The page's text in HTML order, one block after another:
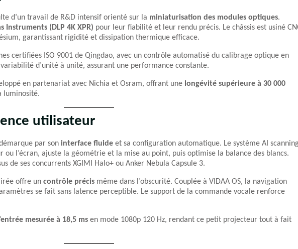
d’un travail de R&D intensif orienté sur la miniaturisation des modules optiques.
Instruments (DLP 4K XPR) pour leur fiabilité et leur rendu précis. Le châssis est usiné
garantissant rigidité et dissipation thermique efficace.
certifiées ISO 9001 de Qingdao, avec un contrôle automatisé du calibrage optique en
d’unité à unité, assurant une performance constante.
en partenariat avec Nichia et Osram, offrant une longévité supérieure à 30 000
luminosité.
utilisateur
par son interface fluide et sa configuration automatique. Le système AI
ou l’écran, ajuste la géométrie et la mise au point, puis optimise la balance des blancs.
de ses concurrents XGIMI Halo+ ou Anker Nebula Capsule 3.
offre un contrôle précis même dans l’obscurité. Couplée à VIDAA OS, la navigation
se fait sans latence perceptible. Le support de la commande vocale renforce
mesurée à 18,5 ms en mode 1080p 120 Hz, rendant ce petit projecteur tout à fait